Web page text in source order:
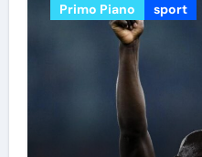
Primo Piano sport